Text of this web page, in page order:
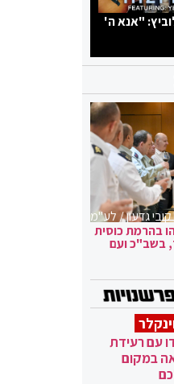
"אנא ה'
קובי גדעון / לע"מ
בהרמת כוסית
בשב"כ ועם
עם רעידת
במקום